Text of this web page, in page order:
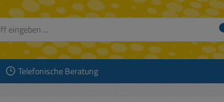
Telefonische Beratung